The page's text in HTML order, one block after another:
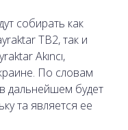
собирать как
TB2, так и
Akıncı,
По словам
дальнейшем будет
та является ее